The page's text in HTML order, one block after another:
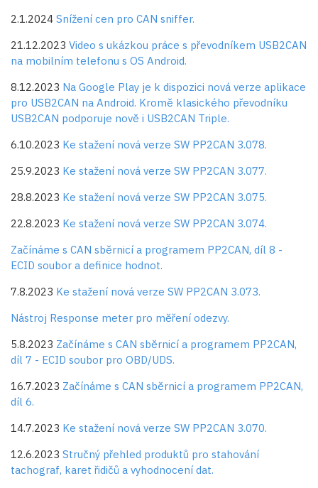
2.1.2024 Snížení cen pro CAN sniffer.
21.12.2023 Video s ukázkou práce s převodníkem USB2CAN
na mobilním telefonu s OS Android.
8.12.2023 Na Google Play je k dispozici nová verze aplikace
pro USB2CAN na Android. Kromě klasického převodníku
USB2CAN podporuje nově i USB2CAN Triple.
6.10.2023 Ke stažení nová verze SW PP2CAN 3.078.
25.9.2023 Ke stažení nová verze SW PP2CAN 3.077.
28.8.2023 Ke stažení nová verze SW PP2CAN 3.075.
22.8.2023 Ke stažení nová verze SW PP2CAN 3.074.
Začínáme s CAN sběrnicí a programem PP2CAN, díl 8 -
ECID soubor a definice hodnot.
7.8.2023 Ke stažení nová verze SW PP2CAN 3.073.
Nástroj Response meter pro měření odezvy.
5.8.2023 Začínáme s CAN sběrnicí a programem PP2CAN,
díl 7 - ECID soubor pro OBD/UDS.
16.7.2023 Začínáme s CAN sběrnicí a programem PP2CAN,
díl 6.
14.7.2023 Ke stažení nová verze SW PP2CAN 3.070.
12.6.2023 Stručný přehled produktů pro stahování
tachograf, karet řidičů a vyhodnocení dat.